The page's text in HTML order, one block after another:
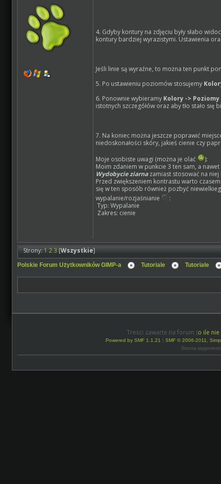
4. Gdyby kontury na zdjęciu były słabo
kontury bardziej wyrazistymi. Ustawienia
Jeśli linie są wyraźne, to można ten punkt
5. Po ustawieniu poziomów stosujemy
6. Ponownie wybieramy Kolory -> Poziomy
istotnych szczegółów oraz aby tło stało
7. Na koniec można jeszcze poprawić
niedoskonałości skóry, jakieś cienie czy
Moje osobiste uwagi (można je olać
):
Moim zdaniem w punkcie 3 ten sam, a
Wydobycie ziarnazamiast stosować na
Przed zwiększeniem kontrastu warto
się w ten sposób również pozbyć
wypalanie/rozjaśnianie
:
Typ: Wypalanie
Zakres: cienie
Strony:123[Wszystkie]
Polskie Forum Użytkowników GIMP-a Tutoriale Tutoriale
Treści zawarte na forum (o ile
Powered by SMF 1.1.21 | SMF © 2006-2011,
Strona